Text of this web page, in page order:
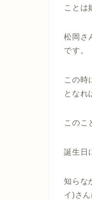
ことは
松岡さ
です。
この時
となれ
このこ
誕生日
知らな
イ)さ